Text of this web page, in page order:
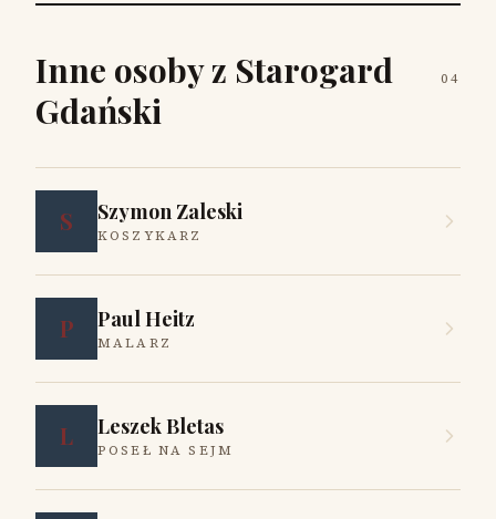
Inne osoby z Starogard
Gdański
04
S Szymon Zaleski
KOSZYKARZ
P Paul Heitz
MALARZ
L Leszek Bletas
POSEŁ NA SEJM